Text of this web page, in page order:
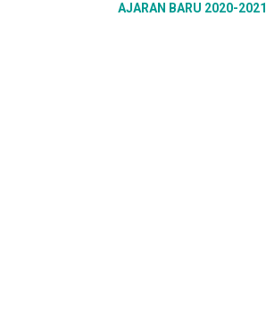
AJARAN BARU 2020-2021